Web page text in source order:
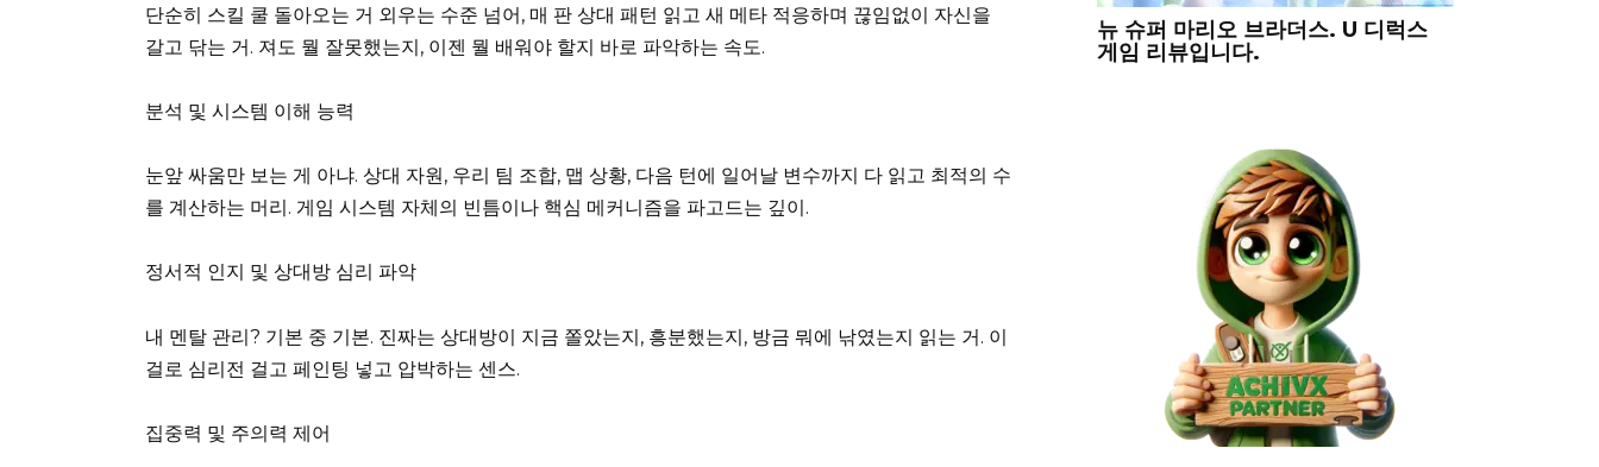
단순히 스킬 쿨 돌아오는 거 외우는 수준 넘어, 매 판 상대 패턴 읽고 새 메타 적응하며 끊임없이 자신을
갈고 닦는 거. 져도 뭘 잘못했는지, 이젠 뭘 배워야 할지 바로 파악하는 속도.
분석 및 시스템 이해 능력
눈앞 싸움만 보는 게 아냐. 상대 자원, 우리 팀 조합, 맵 상황, 다음 턴에 일어날 변수까지 다 읽고 최적의 수
를 계산하는 머리. 게임 시스템 자체의 빈틈이나 핵심 메커니즘을 파고드는 깊이.
정서적 인지 및 상대방 심리 파악
내 멘탈 관리? 기본 중 기본. 진짜는 상대방이 지금 쫄았는지, 흥분했는지, 방금 뭐에 낚였는지 읽는 거. 이
걸로 심리전 걸고 페인팅 넣고 압박하는 센스.
집중력 및 주의력 제어
뉴 슈퍼 마리오 브라더스. U 디럭스
게임 리뷰입니다.